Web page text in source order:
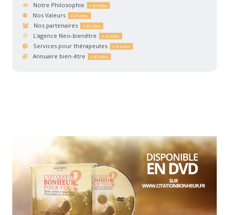
Notre Philosophie
Nos Valeurs
Nos partenaires
L'agence Neo-bienêtre
Services pour thérapeutes
Annuaire bien-être